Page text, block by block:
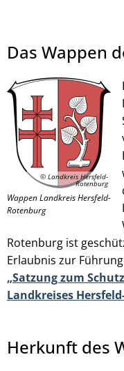
Das Wappen
© Landkreis Hersfeld-
Rotenburg
Wappen Landkreis Hersfeld-
Rotenburg
Rotenburg ist
Erlaubnis zur
„Satzung zum
Landkreises
Herkunft des